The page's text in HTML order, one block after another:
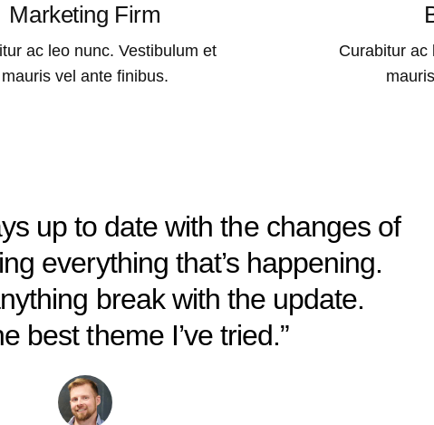
Marketing Firm
ac leo nunc. Vestibulum et
mauris vel ante finibus.
Curabitur ac
up to date with the changes of
everything that’s happening.
break with the update.
best theme I’ve tried.”